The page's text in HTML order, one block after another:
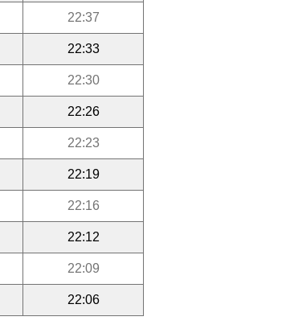
22:37
22:33
22:30
22:26
22:23
22:19
22:16
22:12
22:09
22:06